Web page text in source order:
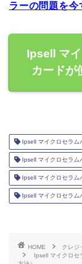
ラーの問題を今
Ipsell マ
カードが
Ipsell マイクロセラム
Ipsell マイクロセラム
Ipsell マイクロセラム
Ipsell マイクロセラム
HOME
クレジ
Ipsell マイクロセ